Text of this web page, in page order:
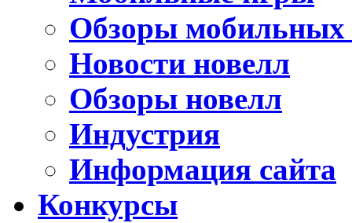
Обзоры мобильных
Новости новелл
Обзоры новелл
Индустрия
Информация сайта
Конкурсы